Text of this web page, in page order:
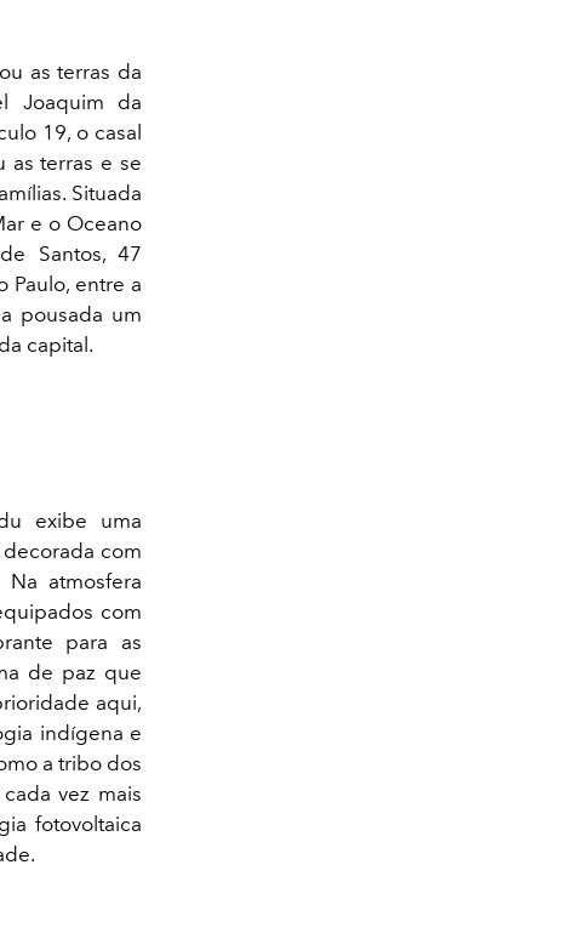
as terras da
Joaquim da
19, o casal
as terras e se
Situada
e o Oceano
Santos, 47
Paulo, entre a
pousada um
capital.
exibe uma
com
atmosfera
com
para as
de paz que
aqui,
indígena e
a tribo dos
vez mais
fotovoltaica